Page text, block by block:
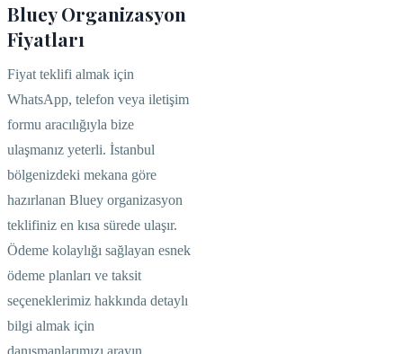
Bluey Organizasyon
Fiyatları
Fiyat teklifi almak için
WhatsApp, telefon veya iletişim
formu aracılığıyla bize
ulaşmanız yeterli. İstanbul
bölgenizdeki mekana göre
hazırlanan Bluey organizasyon
teklifiniz en kısa sürede ulaşır.
Ödeme kolaylığı sağlayan esnek
ödeme planları ve taksit
seçeneklerimiz hakkında detaylı
bilgi almak için
danışmanlarımızı arayın.